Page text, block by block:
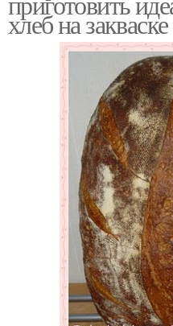
Хлеб на ржаной
закваске
Хлеба в духовке
Цельнозерновой хлеб
хлеб на закваске